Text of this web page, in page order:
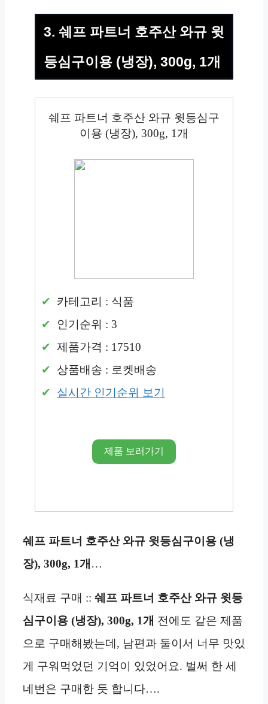
3. 쉐프 파트너 호주산 와규 윗
등심구이용 (냉장), 300g, 1개
쉐프 파트너 호주산 와규 윗등심구
이용 (냉장), 300g, 1개
카테고리 : 식품
인기순위 : 3
제품가격 : 17510
상품배송 : 로켓배송
실시간 인기순위 보기
제품 보러가기
쉐프 파트너 호주산 와규 윗등심구이용 (냉
장), 300g, 1개 …
식재료 구매 :: 쉐프 파트너 호주산 와규 윗등
심구이용 (냉장), 300g, 1개 전에도 같은 제품
으로 구매해봤는데, 남편과 둘이서 너무 맛있
게 구워먹었던 기억이 있었어요. 벌써 한 세
네번은 구매한 듯 합니다….